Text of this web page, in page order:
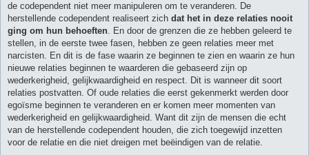
de codependent niet meer manipuleren om te veranderen. De
herstellende codependent realiseert zich dat het in deze relaties nooit
ging om hun behoeften. En door de grenzen die ze hebben geleerd te
stellen, in de eerste twee fasen, hebben ze geen relaties meer met
narcisten. En dit is de fase waarin ze beginnen te zien en waarin ze hun
nieuwe relaties beginnen te waarderen die gebaseerd zijn op
wederkerigheid, gelijkwaardigheid en respect. Dit is wanneer dit soort
relaties postvatten. Of oude relaties die eerst gekenmerkt werden door
egoïsme beginnen te veranderen en er komen meer momenten van
wederkerigheid en gelijkwaardigheid. Want dit zijn de mensen die echt
van de herstellende codependent houden, die zich toegewijd inzetten
voor de relatie en die niet dreigen met beëindigen van de relatie.